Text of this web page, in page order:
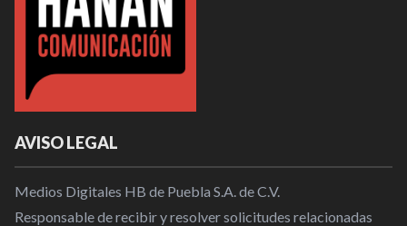
AVISO LEGAL
Medios Digitales HB de Puebla S.A. de C.V.
Responsable de recibir y resolver solicitudes relacionadas